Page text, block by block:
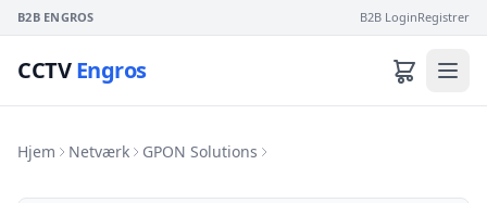
B2B ENGROS B2B LoginRegistrer
CCTVEngros
Hjem Netværk GPON Solutions